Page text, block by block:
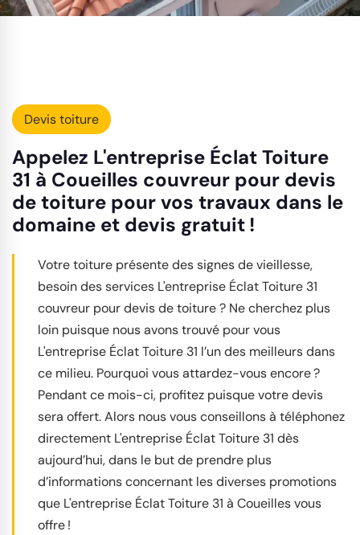
Devis toiture
Appelez L'entreprise Éclat Toiture
31 à Coueilles couvreur pour devis
de toiture pour vos travaux dans le
domaine et devis gratuit !
Votre toiture présente des signes de vieillesse,
besoin des services L'entreprise Éclat Toiture 31
couvreur pour devis de toiture ? Ne cherchez plus
loin puisque nous avons trouvé pour vous
L'entreprise Éclat Toiture 31 l’un des meilleurs dans
ce milieu. Pourquoi vous attardez-vous encore ?
Pendant ce mois-ci, profitez puisque votre devis
sera offert. Alors nous vous conseillons à téléphonez
directement L'entreprise Éclat Toiture 31 dès
aujourd’hui, dans le but de prendre plus
d’informations concernant les diverses promotions
que L'entreprise Éclat Toiture 31 à Coueilles vous
offre !